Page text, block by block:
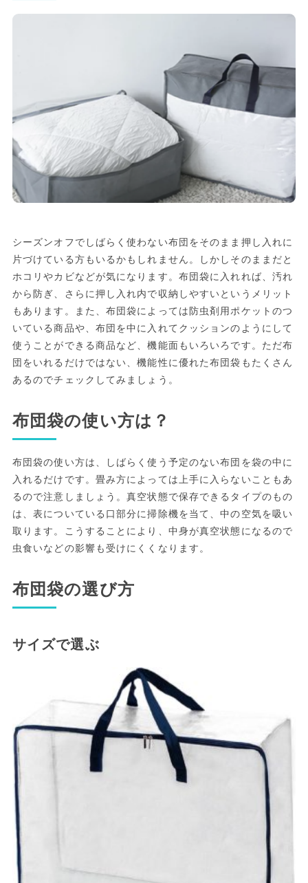
シーズンオフでしばらく使わない布団をそのまま押し入れに
片づけている方もいるかもしれません。しかしそのままだと
ホコリやカビなどが気になります。布団袋に入れれば、汚れ
から防ぎ、さらに押し入れ内で収納しやすいというメリット
もあります。また、布団袋によっては防虫剤用ポケットのつ
いている商品や、布団を中に入れてクッションのようにして
使うことができる商品など、機能面もいろいろです。ただ布
団をいれるだけではない、機能性に優れた布団袋もたくさん
あるのでチェックしてみましょう。
布団袋の使い方は？
布団袋の使い方は、しばらく使う予定のない布団を袋の中に
入れるだけです。畳み方によっては上手に入らないこともあ
るので注意しましょう。真空状態で保存できるタイプのもの
は、表についている口部分に掃除機を当て、中の空気を吸い
取ります。こうすることにより、中身が真空状態になるので
虫食いなどの影響も受けにくくなります。
布団袋の選び方
サイズで選ぶ